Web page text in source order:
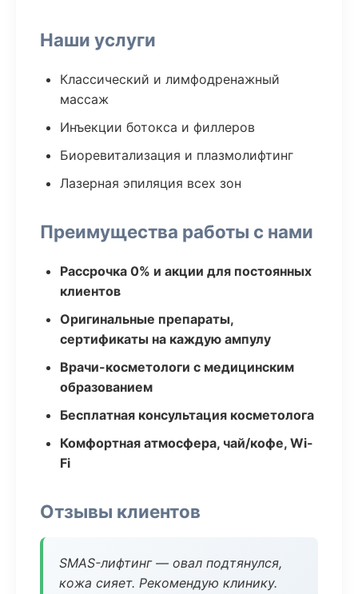
Наши услуги
Классический и лимфодренажный
массаж
Инъекции ботокса и филлеров
Биоревитализация и плазмолифтинг
Лазерная эпиляция всех зон
Преимущества работы с нами
Рассрочка 0% и акции для постоянных
клиентов
Оригинальные препараты,
сертификаты на каждую ампулу
Врачи-косметологи с медицинским
образованием
Бесплатная консультация косметолога
Комфортная атмосфера, чай/кофе, Wi-
Fi
Отзывы клиентов
SMAS-лифтинг — овал подтянулся,
кожа сияет. Рекомендую клинику.